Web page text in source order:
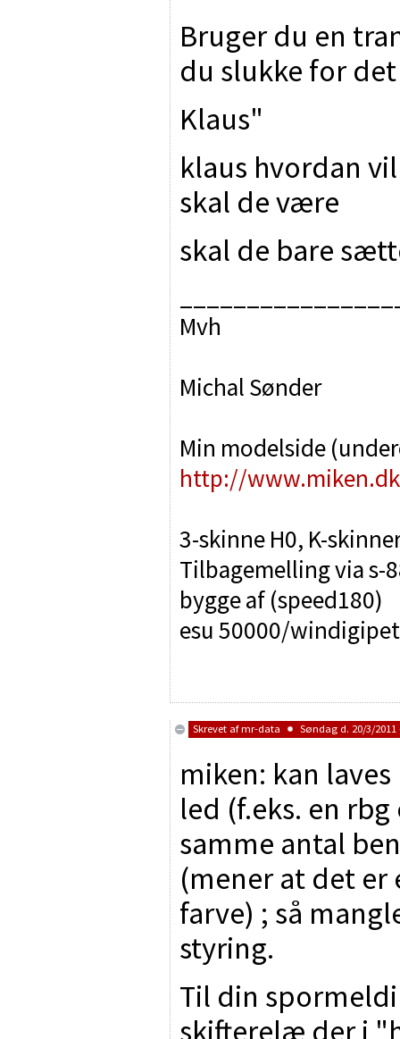
Bruger du en
du slukke for
Klaus"
klaus hvordan
skal de være
skal de bare
Mvh
Michal Sønder
Min modelside
http://www.miken.dk
3-skinne H0, K-
Tilbagemelling via s-
bygge af (speed180)
esu 50000/
Skrevet afmr-data Søndag d. 20/3/2011
miken: kan
led (f.eks. en
samme antal
(mener at det er
farve) ; så
styring.
Til din
skifterelæ der i